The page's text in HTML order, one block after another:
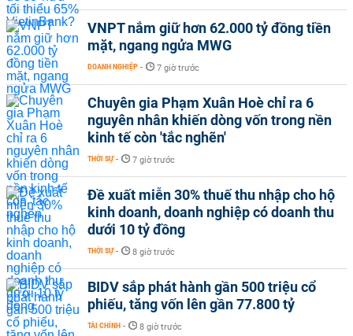
VNPT nắm giữ hơn 62.000 tỷ đồng tiền
mặt, ngang ngửa MWG
DOANH NGHIỆP - 7 giờ trước
Chuyên gia Phạm Xuân Hoè chỉ ra 6
nguyên nhân khiến dòng vốn trong nền
kinh tế còn 'tắc nghẽn'
THỜI SỰ - 7 giờ trước
Đề xuất miễn 30% thuế thu nhập cho hộ
kinh doanh, doanh nghiệp có doanh thu
dưới 10 tỷ đồng
THỜI SỰ - 8 giờ trước
BIDV sắp phát hành gần 500 triệu cổ
phiếu, tăng vốn lên gần 77.800 tỷ
TÀI CHÍNH - 8 giờ trước